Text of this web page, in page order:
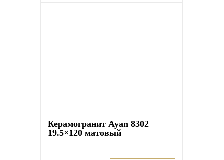
Керамогранит Ayan 8302
19.5×120 матовый